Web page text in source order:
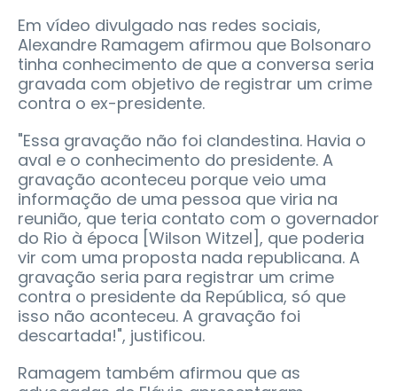
Em vídeo divulgado nas redes sociais,
Alexandre Ramagem afirmou que Bolsonaro
tinha conhecimento de que a conversa seria
gravada com objetivo de registrar um crime
contra o ex-presidente.
"Essa gravação não foi clandestina. Havia o
aval e o conhecimento do presidente. A
gravação aconteceu porque veio uma
informação de uma pessoa que viria na
reunião, que teria contato com o governador
do Rio à época [Wilson Witzel], que poderia
vir com uma proposta nada republicana. A
gravação seria para registrar um crime
contra o presidente da República, só que
isso não aconteceu. A gravação foi
descartada!", justificou.
Ramagem também afirmou que as